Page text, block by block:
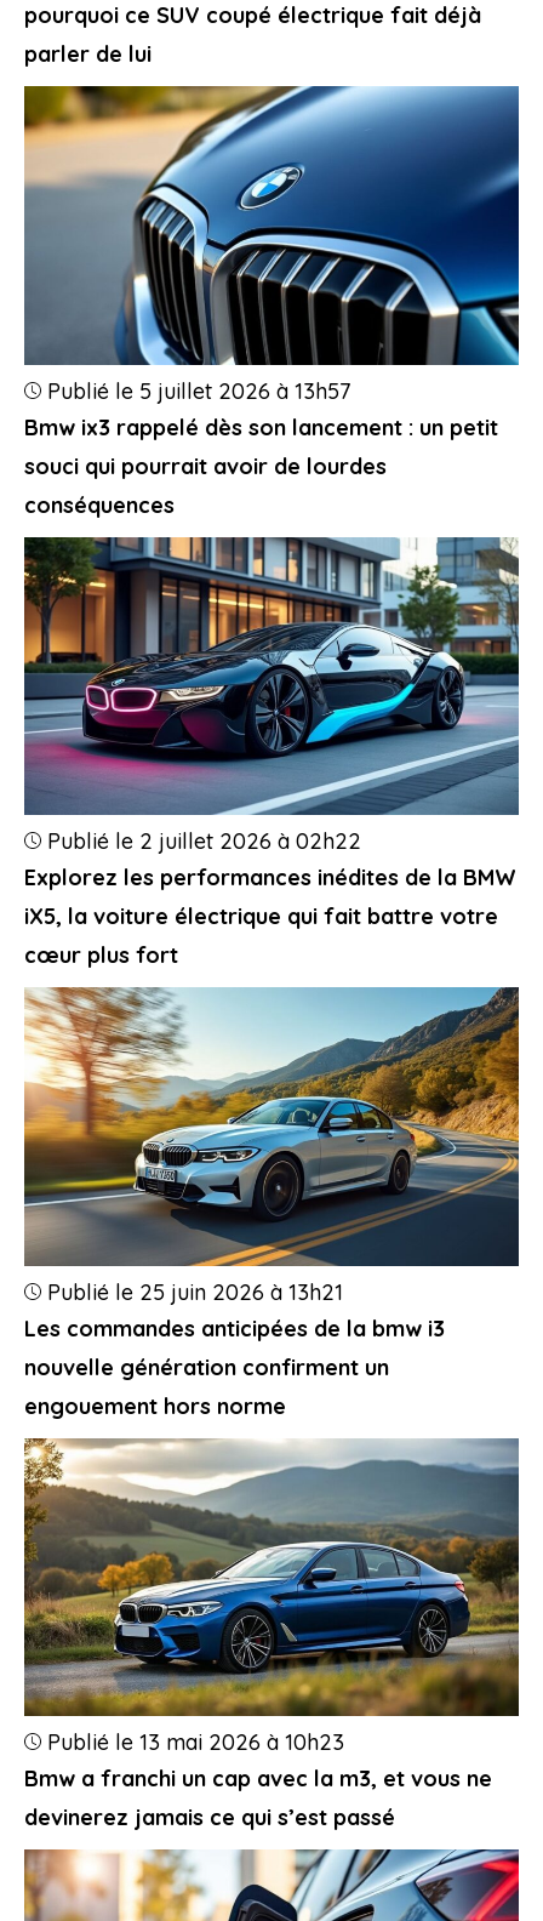
pourquoi ce SUV coupé électrique fait déjà
parler de lui
Bmw ix3 rappelé dès son lancement : un petit
souci qui pourrait avoir de lourdes
conséquences
Publié le 5 juillet 2026 à 13h57
Explorez les performances inédites de la BMW
iX5, la voiture électrique qui fait battre votre
cœur plus fort
Publié le 2 juillet 2026 à 02h22
Les commandes anticipées de la bmw i3
nouvelle génération confirment un
engouement hors norme
Publié le 25 juin 2026 à 13h21
Bmw a franchi un cap avec la m3, et vous ne
devinerez jamais ce qui s’est passé
Publié le 13 mai 2026 à 10h23